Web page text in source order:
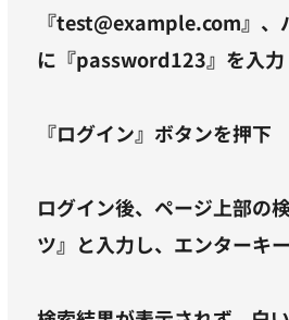
『test@example.com』、
に『password123』を入力
『ログイン』ボタンを押下
ログイン後、ページ上部の
ツ』と入力し、エンターキ